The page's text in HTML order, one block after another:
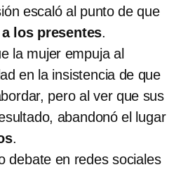
escaló al punto de que
los presentes.
la mujer empuja al
en la insistencia de que
pero al ver que sus
abandonó el lugar
.
debate en redes sociales